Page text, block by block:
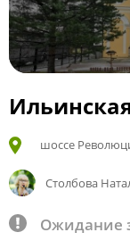
шоссе
Столбова
Ожидание